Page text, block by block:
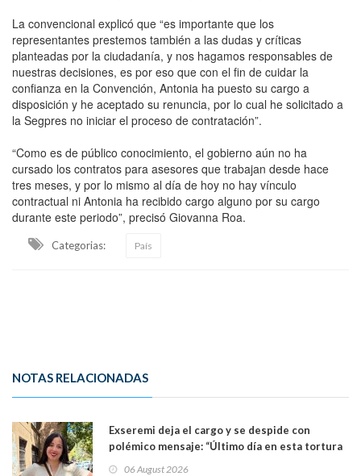
La convencional explicó que “es importante que los
representantes prestemos también a las dudas y críticas
planteadas por la ciudadanía, y nos hagamos responsables de
nuestras decisiones, es por eso que con el fin de cuidar la
confianza en la Convención, Antonia ha puesto su cargo a
disposición y he aceptado su renuncia, por lo cual he solicitado a
la Segpres no iniciar el proceso de contratación”.
“Como es de público conocimiento, el gobierno aún no ha
cursado los contratos para asesores que trabajan desde hace
tres meses, y por lo mismo al día de hoy no hay vínculo
contractual ni Antonia ha recibido cargo alguno por su cargo
durante este periodo”, precisó Giovanna Roa.
Categorias: País
NOTAS RELACIONADAS
Exseremi deja el cargo y se despide con
polémico mensaje: “Último día en esta tortura
06 August 2026